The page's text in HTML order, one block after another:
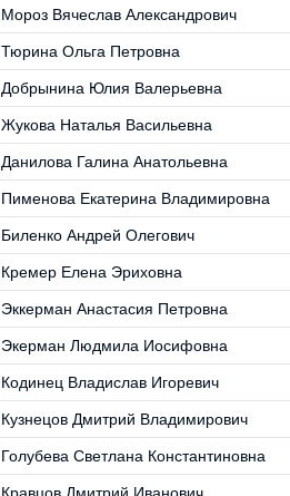
Мороз Вячеслав Александрович
Тюрина Ольга Петровна
Добрынина Юлия Валерьевна
Жукова Наталья Васильевна
Данилова Галина Анатольевна
Пименова Екатерина Владимировна
Биленко Андрей Олегович
Кремер Елена Эриховна
Эккерман Анастасия Петровна
Экерман Людмила Иосифовна
Кодинец Владислав Игоревич
Кузнецов Дмитрий Владимирович
Голубева Светлана Константиновна